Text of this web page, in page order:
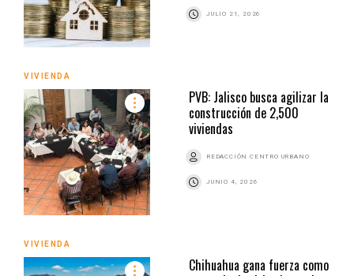
JULIO 21, 2026
VIVIENDA
PVB: Jalisco busca agilizar la
construcción de 2,500
viviendas
REDACCIÓN CENTRO URBANO
JUNIO 4, 2026
VIVIENDA
Chihuahua gana fuerza como